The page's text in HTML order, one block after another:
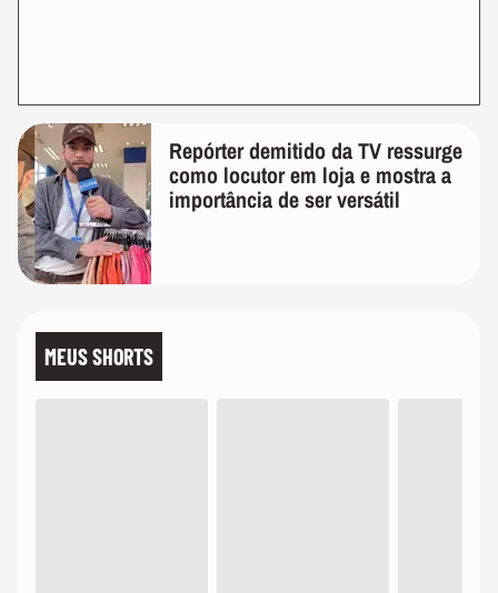
Repórter demitido da TV ressurge
como locutor em loja e mostra a
importância de ser versátil
MEUS SHORTS